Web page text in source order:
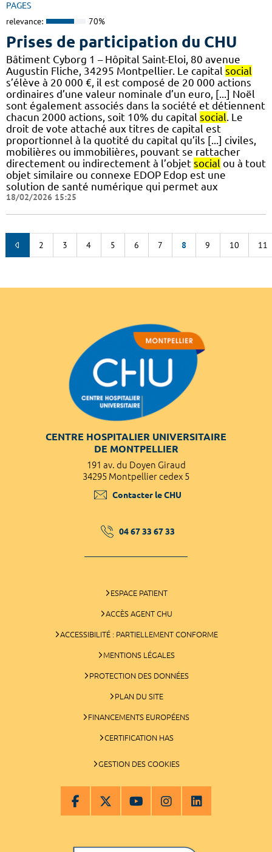
PAGES
relevance: 70%
Prises de participation du CHU
Bâtiment Cyborg 1 – Hôpital Saint-Eloi, 80 avenue
Augustin Fliche, 34295 Montpellier. Le capital social
s’élève à 20 000 €, il est composé de 20 000 actions
ordinaires d’une valeur nominale d’un euro, [...] Noël
sont également associés dans la société et détiennent
chacun 2000 actions, soit 10% du capital social. Le
droit de vote attaché aux titres de capital est
proportionnel à la quotité du capital qu’ils [...] civiles,
mobilières ou immobilières, pouvant se rattacher
directement ou indirectement à l’objet social ou à tout
objet similaire ou connexe EDOP Edop est une
solution de santé numérique qui permet aux
18/02/2026 15:25
2 3 4 5 6 7 8 9 10 11
CENTRE HOSPITALIER UNIVERSITAIRE
DE MONTPELLIER
191 av. du Doyen Giraud
34295 Montpellier cedex 5
Contacter le CHU
04 67 33 67 33
ESPACE PATIENT
ACCÈS AGENT CHU
ACCESSIBILITÉ : PARTIELLEMENT CONFORME
MENTIONS LÉGALES
PROTECTION DES DONNÉES
PLAN DU SITE
FINANCEMENTS EUROPÉENS
CERTIFICATION HAS
GESTION DES COOKIES